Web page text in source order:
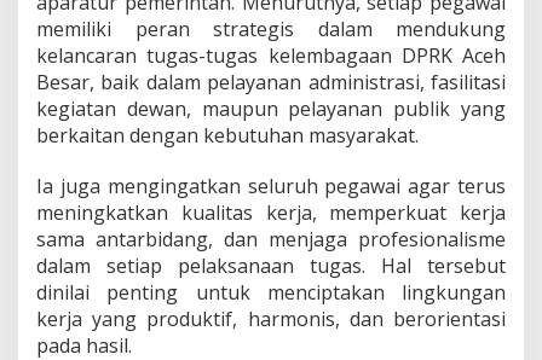
i
s
m
e
A
S
N
P
R
K
A
c
e
h
B
memiliki peran strategis dalam mendukung
kelancaran tugas-tugas kelembagaan DPRK Aceh
Besar, baik dalam pelayanan administrasi, fasilitasi
kegiatan dewan, maupun pelayanan publik yang
berkaitan dengan kebutuhan masyarakat.
Ia juga mengingatkan seluruh pegawai agar terus
meningkatkan kualitas kerja, memperkuat kerja
sama antarbidang, dan menjaga profesionalisme
dalam setiap pelaksanaan tugas. Hal tersebut
dinilai penting untuk menciptakan lingkungan
kerja yang produktif, harmonis, dan berorientasi
pada hasil.